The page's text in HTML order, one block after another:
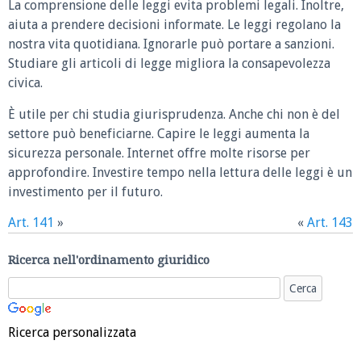
La comprensione delle leggi evita problemi legali. Inoltre,
aiuta a prendere decisioni informate. Le leggi regolano la
nostra vita quotidiana. Ignorarle può portare a sanzioni.
Studiare gli articoli di legge migliora la consapevolezza
civica.
È utile per chi studia giurisprudenza. Anche chi non è del
settore può beneficiarne. Capire le leggi aumenta la
sicurezza personale. Internet offre molte risorse per
approfondire. Investire tempo nella lettura delle leggi è un
investimento per il futuro.
Art. 141 » « Art. 143
Ricerca nell'ordinamento giuridico
Ricerca personalizzata